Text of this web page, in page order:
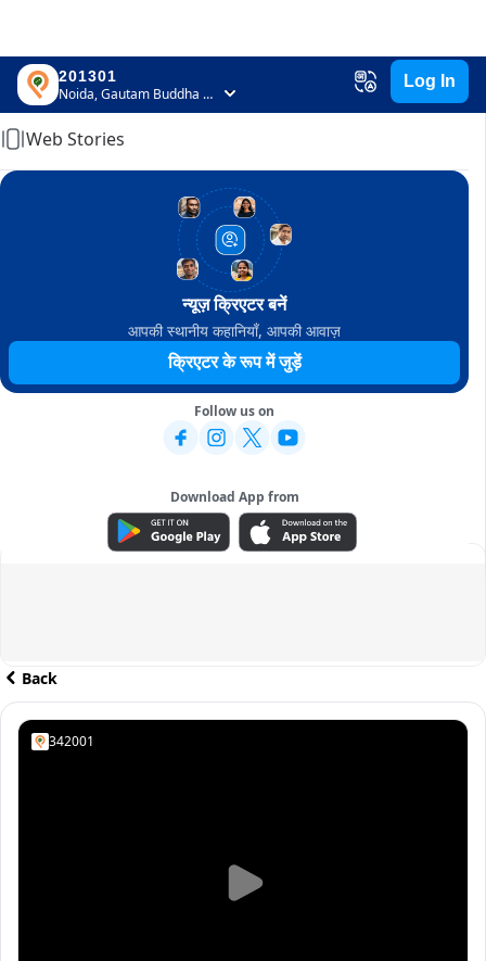
201301
Noida, Gautam Buddha Nagar, Uttar Pradesh
Log In
Home
Web Stories
न्यूज़ क्रिएटर बनें
आपकी स्थानीय कहानियाँ, आपकी आवाज़
क्रिएटर के रूप में जुड़ें
Follow us on
Download App from
ADVERTISEMENT
Back
342001